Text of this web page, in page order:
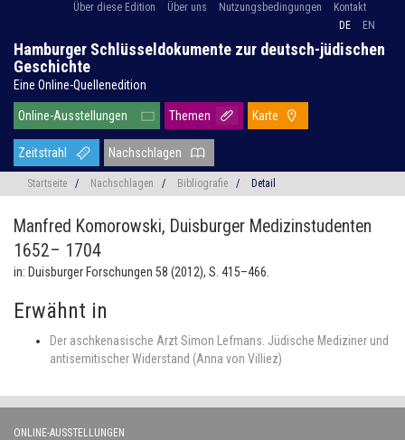
Über diese Edition Über uns Nutzungsbedingungen
Kontakt
DE
EN
Hamburger Schlüsseldokumente zur deutsch-jüdischen
Geschichte
Eine Online-Quellenedition
Online-Ausstellungen Themen Karte
Zeitstrahl Nachschlagen
Startseite / Nachschlagen / Bibliografie / Detail
Manfred Komorowski, Duisburger Medizinstudenten
1652– 1704
in: Duisburger Forschungen 58 (2012), S. 415–466.
Erwähnt in
Der aschkenasische Arzt Simon Lefmans. Jüdische Mediziner und
antisemitischer Widerstand (Anna von Villiez)
ONLINE-AUSSTELLUNGEN